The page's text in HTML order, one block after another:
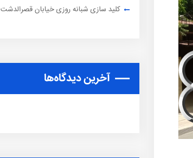
کلید سازی شبانه روزی خیابان قصرالدشت
آخرین دیدگاه‌ها